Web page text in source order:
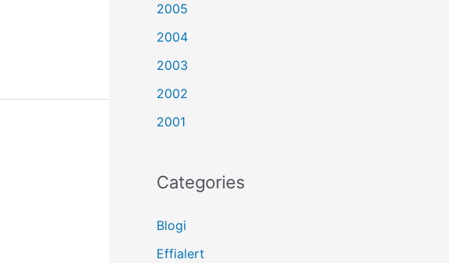
2005
2004
2003
2002
2001
Categories
Blogi
Effialert